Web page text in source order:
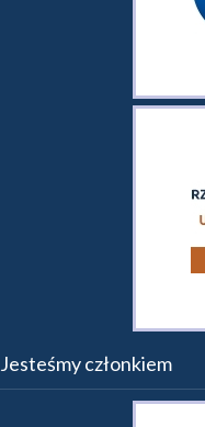
Jesteśmy członkiem